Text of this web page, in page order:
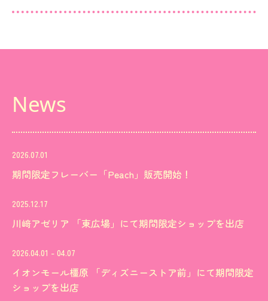
News
2026.07.01
期間限定フレーバー「Peach」販売開始！
2025.12.17
川﨑アゼリア 「東広場」にて期間限定ショップを出店
2026.04.01 - 04.07
イオンモール橿原 「ディズニーストア前」にて期間限定
ショップを出店